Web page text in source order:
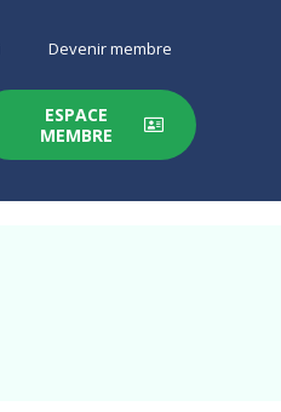
Devenir membre
ESPACE
MEMBRE